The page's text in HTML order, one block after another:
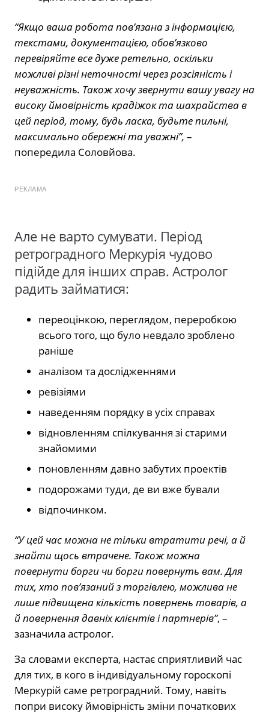
“Якщо ваша робота пов’язана з інформацією,
текстами, документацією, обов’язково
перевіряйте все дуже ретельно, оскільки
можливі різні неточності через розсіяність і
неуважність. Також хочу звернути вашу увагу на
високу ймовірність крадіжок та шахрайства в
цей період, тому, будь ласка, будьте пильні,
максимально обережні та уважні”, –
попередила Соловйова.
РЕКЛАМА
Але не варто сумувати. Період
ретроградного Меркурія чудово
підійде для інших справ. Астролог
радить займатися:
переоцінкою, переглядом, переробкою
всього того, що було невдало зроблено
раніше
аналізом та дослідженнями
ревізіями
наведенням порядку в усіх справах
відновленням спілкування зі старими
знайомими
поновленням давно забутих проектів
подорожами туди, де ви вже бували
відпочинком.
“У цей час можна не тільки втратити речі, а й
знайти щось втрачене. Також можна
повернути борги чи борги повернуть вам. Для
тих, хто пов’язаний з торгівлею, можлива не
лише підвищена кількість повернень товарів, а
й повернення давніх клієнтів і партнерів”, –
зазначила астролог.
За словами експерта, настає сприятливий час
для тих, в кого в індивідуальному гороскопі
Меркурій саме ретроградний. Тому, навіть
попри високу ймовірність зміни початкових